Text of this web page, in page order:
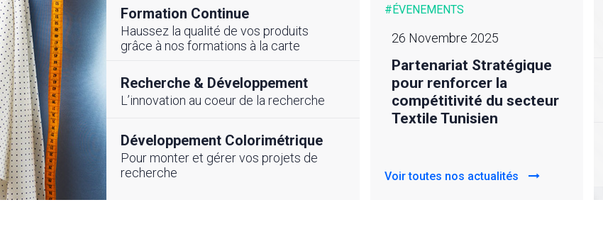
Formation Continue
Haussez la qualité de vos produits
grâce à nos formations à la carte
Recherche & Développement
L’innovation au coeur de la recherche
Développement Colorimétrique
Pour monter et gérer vos projets de
recherche
2025
de
CETTEX-
la Compétitivité
et Digitale du
Habillement
nos actualités
#ÉVENEMENTS
26 Novembre 2025
pour renforcer la
compétitivité du secteur
Voir toutes nos actualités
#ÉVENEMENTS
23 Novembre 2025
Audit de renouvellement
ISO 9001:2015 du
CETTEX